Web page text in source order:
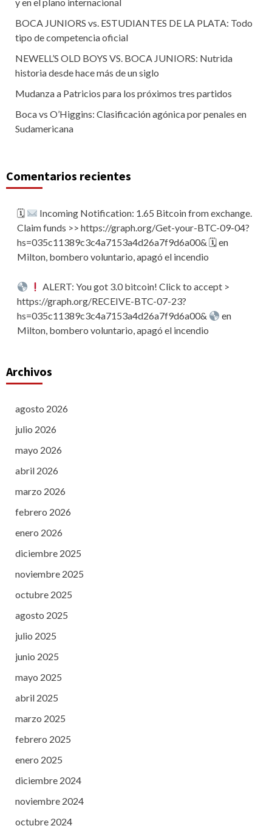
BOCA JUNIORS vs. ESTUDIANTES DE LA PLATA: Todo
tipo de competencia oficial
NEWELL’S OLD BOYS VS. BOCA JUNIORS: Nutrida
historia desde hace más de un siglo
Mudanza a Patricios para los próximos tres partidos
Boca vs O’Higgins: Clasificación agónica por penales en
Sudamericana
Comentarios recientes
🗓
Incoming Notification: 1.65 Bitcoin from exchange.
Claim funds >> https://graph.org/Get-your-BTC-09-04?
hs=035c11389c3c4a7153a4d26a7f9d6a00& 🗓en
Milton, bombero voluntario, apagó el incendio
ALERT: You got 3.0 bitcoin! Click to accept >
https://graph.org/RECEIVE-BTC-07-23?
hs=035c11389c3c4a7153a4d26a7f9d6a00&
en
Milton, bombero voluntario, apagó el incendio
Archivos
agosto 2026
julio 2026
mayo 2026
abril 2026
marzo 2026
febrero 2026
enero 2026
diciembre 2025
noviembre 2025
octubre 2025
agosto 2025
julio 2025
junio 2025
mayo 2025
abril 2025
marzo 2025
febrero 2025
enero 2025
diciembre 2024
noviembre 2024
octubre 2024